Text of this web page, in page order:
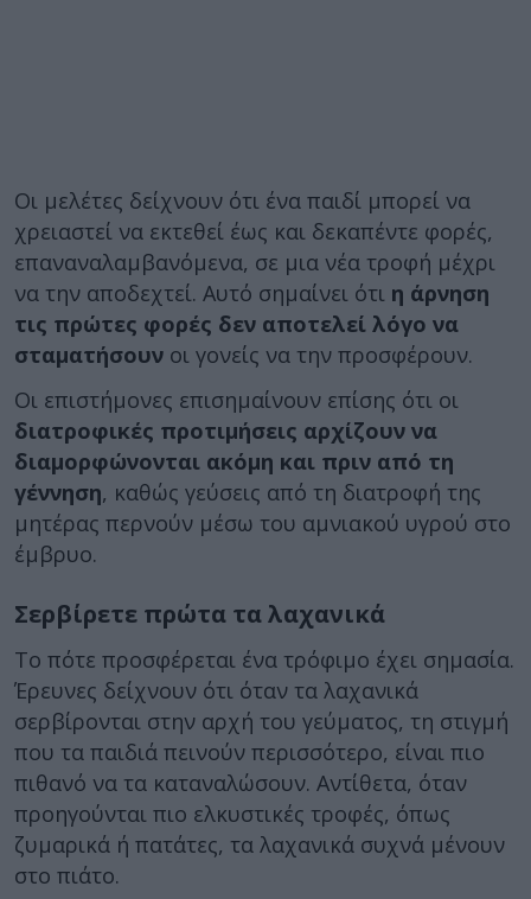
Οι μελέτες δείχνουν ότι ένα παιδί μπορεί να
χρειαστεί να εκτεθεί έως και δεκαπέντε φορές,
επαναναλαμβανόμενα, σε μια νέα τροφή μέχρι
να την αποδεχτεί. Αυτό σημαίνει ότι η άρνηση
τις πρώτες φορές δεν αποτελεί λόγο να
σταματήσουν οι γονείς να την προσφέρουν.
Οι επιστήμονες επισημαίνουν επίσης ότι οι
διατροφικές προτιμήσεις αρχίζουν να
διαμορφώνονται ακόμη και πριν από τη
γέννηση, καθώς γεύσεις από τη διατροφή της
μητέρας περνούν μέσω του αμνιακού υγρού στο
έμβρυο.
Σερβίρετε πρώτα τα λαχανικά
Το πότε προσφέρεται ένα τρόφιμο έχει σημασία.
Έρευνες δείχνουν ότι όταν τα λαχανικά
σερβίρονται στην αρχή του γεύματος, τη στιγμή
που τα παιδιά πεινούν περισσότερο, είναι πιο
πιθανό να τα καταναλώσουν. Αντίθετα, όταν
προηγούνται πιο ελκυστικές τροφές, όπως
ζυμαρικά ή πατάτες, τα λαχανικά συχνά μένουν
στο πιάτο.